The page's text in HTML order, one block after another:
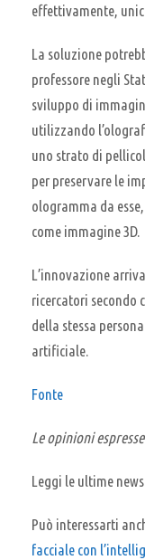
effettivamente,
La soluzione
professore negli
sviluppo di
utilizzando
uno strato di
per preservare le
ologramma da
come immagine 3D.
L’innovazione
ricercatori
della stessa
artificiale.
Fonte
Le opinioni
Leggi le ultime
Può interessarti
facciale con